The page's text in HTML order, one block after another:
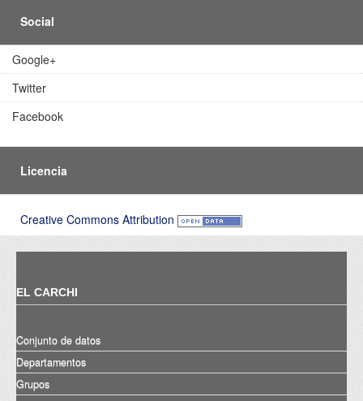
Social
Google+
Twitter
Facebook
Licencia
Creative Commons Attribution
EL CARCHI
Conjunto de datos
Departamentos
Grupos